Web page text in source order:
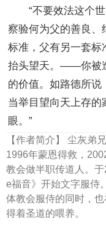
“不要效法这个世
察验何为父的善良、
标准，父有另一套标
抬头望天。——你被
的价值。如路德所说
当举目望向天上存
眼。”
【作者简介】
尘灰弟
1996年蒙恩得救，
教会做半职传道人。
e福音》开始文字服侍
体教会服侍的同时，
得着圣道的喂养。